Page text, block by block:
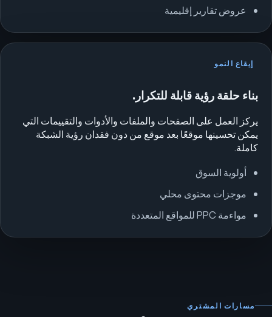
عروض تقارير إقليمية
إيقاع النمو
بناء حلقة رؤية قابلة للتكرار.
يركز العمل على الصفحات والملفات والأدوات والتقييمات التي
يمكن تحسينها موقعًا بعد موقع من دون فقدان رؤية الشبكة
كاملة.
أولوية السوق
موجزات محتوى محلي
مواءمة PPC للمواقع المتعددة
مسارات المشتري